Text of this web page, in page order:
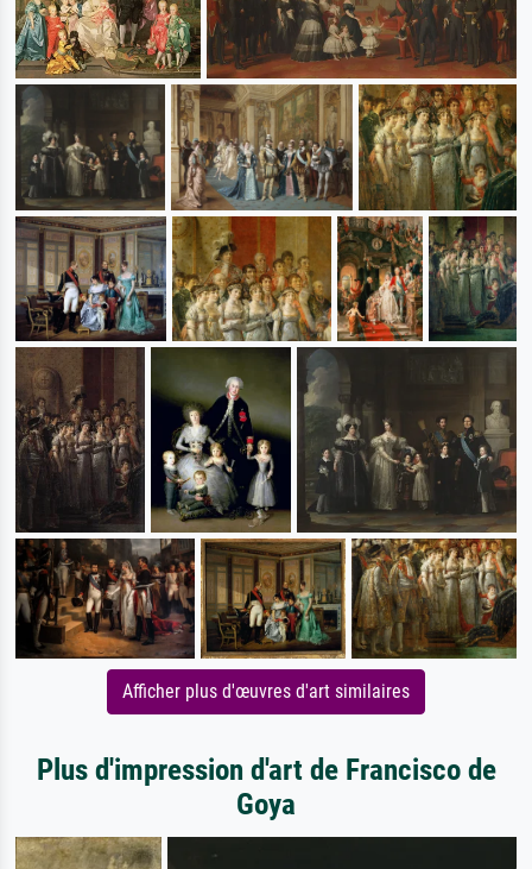
Afficher plus d'œuvres d'art similaires
Plus d'impression d'art de Francisco de
Goya